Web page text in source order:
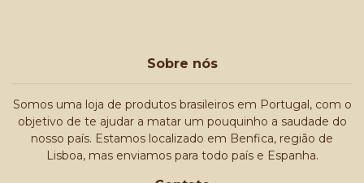
Sobre nós
Somos uma loja de produtos brasileiros em Portugal, com o
objetivo de te ajudar a matar um pouquinho a saudade do
nosso país. Estamos localizado em Benfica, região de
Lisboa, mas enviamos para todo país e Espanha.